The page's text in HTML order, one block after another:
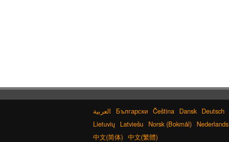
Български Čeština Dansk Deutsch
Lietuvių Latviešu Norsk (Bokmål) Nederlands
中文(简体) 中文(繁體)